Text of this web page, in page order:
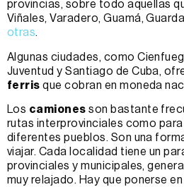
provincias, sobre todo aquellas
Viñales, Varadero, Guamá,
otras.
Algunas ciudades, como
Juventud y Santiago de Cuba,
ferris que cobran en moneda
Los camiones son bastante
rutas interprovinciales como
diferentes pueblos. Son una
viajar. Cada localidad tiene un
provinciales y municipales,
muy relajado. Hay que ponerse